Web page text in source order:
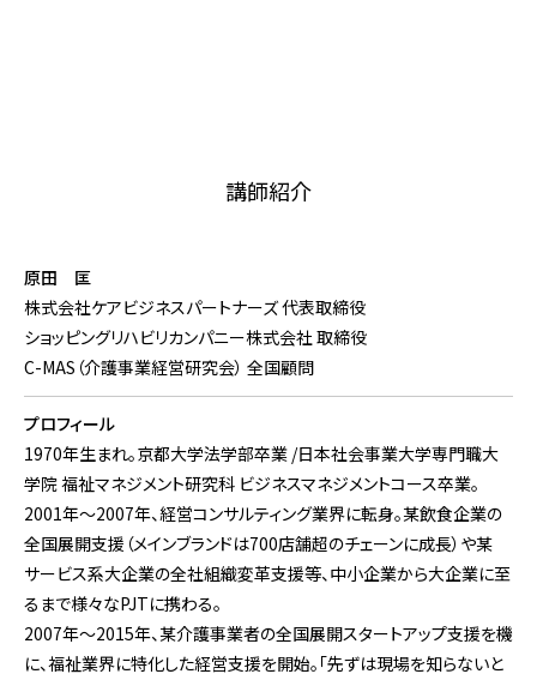
講師紹介
原田 匡
株式会社ケアビジネスパートナーズ 代表取締役
ショッピングリハビリカンパニー株式会社 取締役
C-MAS（介護事業経営研究会） 全国顧問
プロフィール
1970年生まれ。京都大学法学部卒業 /日本社会事業大学専門職大
学院 福祉マネジメント研究科 ビジネスマネジメントコース卒業。
2001年～2007年、経営コンサルティング業界に転身。某飲食企業の
全国展開支援（メインブランドは700店舗超のチェーンに成長）や某
サービス系大企業の全社組織変革支援等、中小企業から大企業に至
るまで様々なPJTに携わる。
2007年～2015年、某介護事業者の全国展開スタートアップ支援を機
に、福祉業界に特化した経営支援を開始。「先ずは現場を知らないと